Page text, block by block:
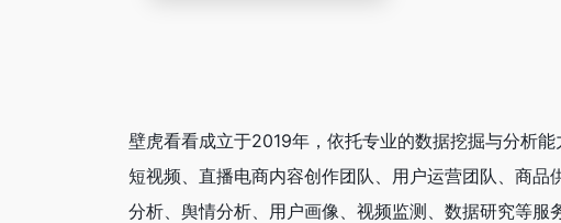
壁虎看看成立于2019年，依托专业的数据挖掘与分析
短视频、直播电商内容创作团队、用户运营团队、商
分析、舆情分析、用户画像、视频监测、数据研究等服务